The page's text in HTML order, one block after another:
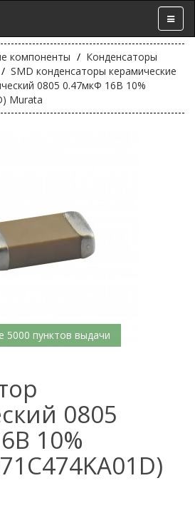
компоненты
Конденсаторы
SMD конденсаторы керамические
0805 0.47мкФ 16В 10%
Murata
5000 пунктов выдачи
0805
10%